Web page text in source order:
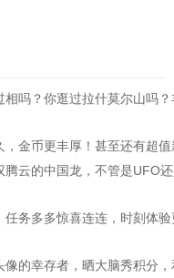
？你逛过拉什莫尔山吗？
币更丰厚！甚至还有超值
的中国龙，不管是UFO还
务多多惊喜连连，时刻体
幸存者，晒大脑秀积分，